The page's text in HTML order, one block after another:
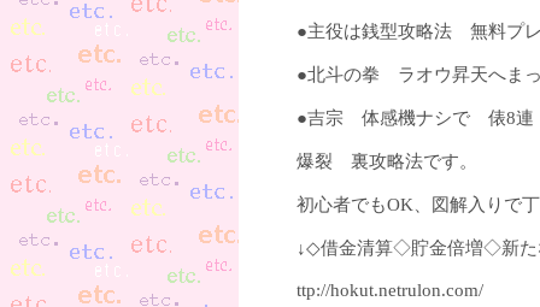
●主役は銭型攻略法 無料プ
●北斗の拳 ラオウ昇天へま
●吉宗 体感機ナシで 俵8連
爆裂 裏攻略法です。
初心者でもOK、図解入りで
↓◇借金清算◇貯金倍増◇新
ttp://hokut.netrulon.com/